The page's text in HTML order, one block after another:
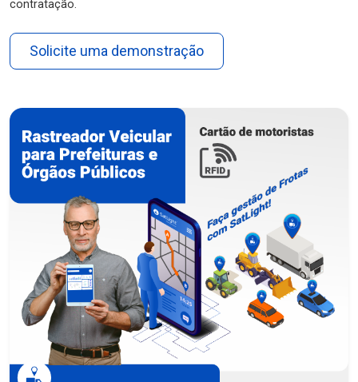
contratação.
Solicite uma demonstração